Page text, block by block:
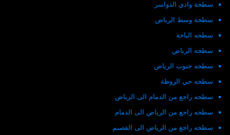
سطحة وادي الدواسر
سطحة وسط الرياض
سطحه الباحة
سطحه الرياض
سطحه جنوب الرياض
سطحه حي الروظة
سطحه راجع من الدمام الى الرياض
سطحه راجع من الرياض الى الدمام
سطحه راجع من الرياض الى القصيم